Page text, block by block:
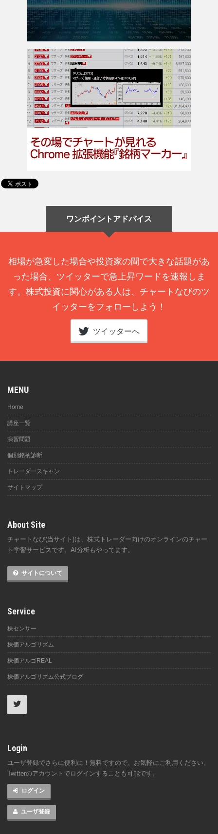
ワンポイントアドバイス
相場が急変した場合や投資家の間で大きな話題があ
った場合、ツイッターで急上昇ワードを速報しま
す。株式投資に関心がある人は、チャートなびのツ
イッターをフォローしよう！
ツイッターへ
MENU
Home
講座一覧
演習問題
個別銘柄診断
トレーダースキャン
サイトマップ
About Site
チャートなび(当サイト)は、株式トレーダー向けのオンラインのチャー
ト学習サービスです。AI分析もやってます。
サイトについて
Service
株センサー
株価アルゴリズム
株価アルゴREAL
株価アルゴリズム公式ブログ
Login
ユーザ登録でさらに便利に！無料ですので、お気軽にご利用ください。
Twitterのアカウントでログインすることも可能です。
ログイン
ユーザ登録